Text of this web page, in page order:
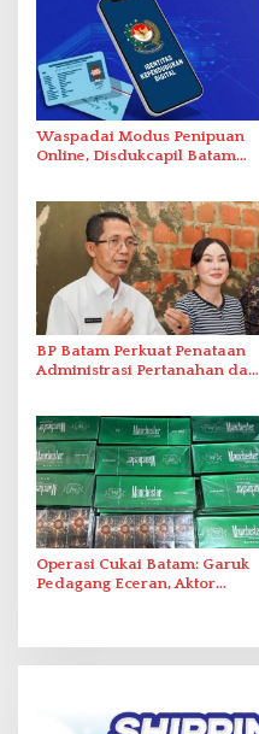
Waspadai Modus Penipuan
Online, Disdukcapil Batam
BP Batam Perkuat Penataan
Administrasi Pertanahan dan
Operasi Cukai Batam: Garuk
Pedagang Eceran, Aktor